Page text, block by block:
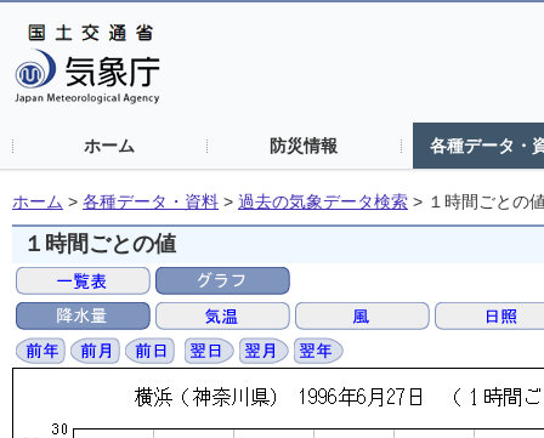
ホーム 防災情報 各種データ・
ホーム > 各種データ・資料 > 過去の気象データ検索 > １時間ごとの
１時間ごとの値